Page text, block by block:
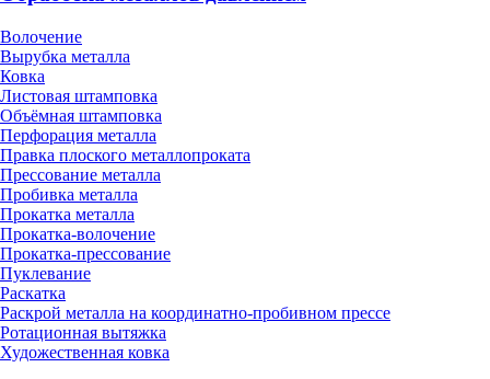
Волочение
Вырубка металла
Ковка
Листовая штамповка
Объёмная штамповка
Перфорация металла
Правка плоского металлопроката
Прессование металла
Пробивка металла
Прокатка металла
Прокатка-волочение
Прокатка-прессование
Пуклевание
Раскатка
Раскрой металла на координатно-пробивном прессе
Ротационная вытяжка
Художественная ковка